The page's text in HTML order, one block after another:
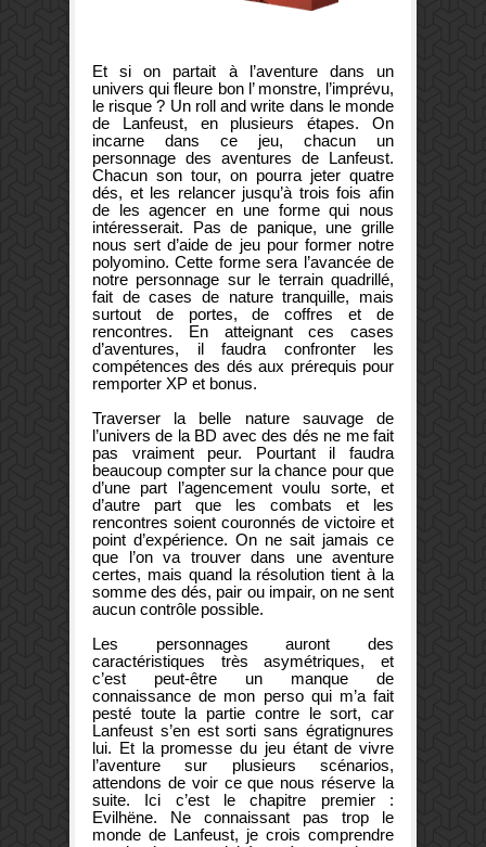
Et si on partait à l’aventure dans un
univers qui fleure bon l’ monstre, l’imprévu,
le risque ? Un roll and write dans le monde
de Lanfeust, en plusieurs étapes. On
incarne dans ce jeu, chacun un
personnage des aventures de Lanfeust.
Chacun son tour, on pourra jeter quatre
dés, et les relancer jusqu’à trois fois afin
de les agencer en une forme qui nous
intéresserait. Pas de panique, une grille
nous sert d’aide de jeu pour former notre
polyomino. Cette forme sera l’avancée de
notre personnage sur le terrain quadrillé,
fait de cases de nature tranquille, mais
surtout de portes, de coffres et de
rencontres. En atteignant ces cases
d’aventures, il faudra confronter les
compétences des dés aux prérequis pour
remporter XP et bonus.
Traverser la belle nature sauvage de
l’univers de la BD avec des dés ne me fait
pas vraiment peur. Pourtant il faudra
beaucoup compter sur la chance pour que
d’une part l’agencement voulu sorte, et
d’autre part que les combats et les
rencontres soient couronnés de victoire et
point d’expérience. On ne sait jamais ce
que l’on va trouver dans une aventure
certes, mais quand la résolution tient à la
somme des dés, pair ou impair, on ne sent
aucun contrôle possible.
Les personnages auront des
caractéristiques très asymétriques, et
c’est peut-être un manque de
connaissance de mon perso qui m’a fait
pesté toute la partie contre le sort, car
Lanfeust s’en est sorti sans égratignures
lui. Et la promesse du jeu étant de vivre
l’aventure sur plusieurs scénarios,
attendons de voir ce que nous réserve la
suite. Ici c’est le chapitre premier :
Evilhëne. Ne connaissant pas trop le
monde de Lanfeust, je crois comprendre